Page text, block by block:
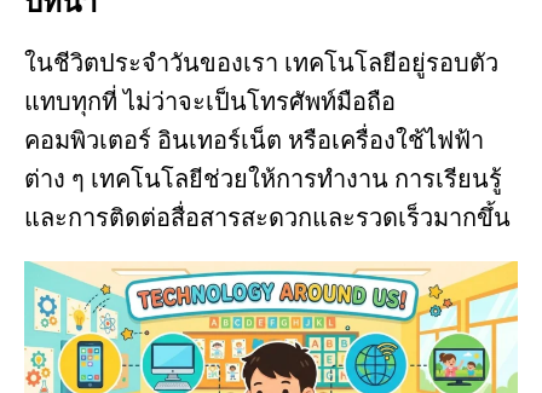
ในชีวิตประจำวันของเรา เทคโนโลยีอยู่รอบตัว
แทบทุกที่ ไม่ว่าจะเป็นโทรศัพท์มือถือ
คอมพิวเตอร์ อินเทอร์เน็ต หรือเครื่องใช้ไฟฟ้า
ต่าง ๆ เทคโนโลยีช่วยให้การทำงาน การเรียนรู้
และการติดต่อสื่อสารสะดวกและรวดเร็วมากขึ้น